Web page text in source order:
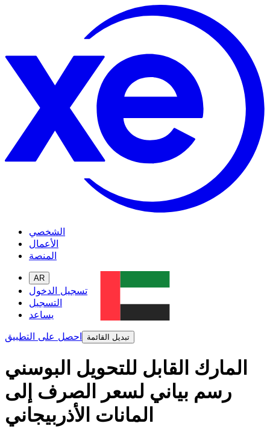
الشخصي
الأعمال
المنصة
AR
تسجيل الدخول
التسجيل
يساعد
احصل على التطبيق
تبديل القائمة
المارك القابل للتحويل البوسني
رسم بياني لسعر الصرف إلى
المانات الأذربيجاني